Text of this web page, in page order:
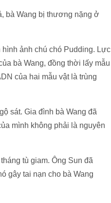
bà Wang bị thương nặng ở
ảnh chú chó Pudding. Lực
bà Wang, đồng thời lấy mẫu
của hai mẫu vật là trùng
sát. Gia đình bà Wang đã
mình không phải là nguyên
tù giam. Ông Sun đã
gây tai nạn cho bà Wang